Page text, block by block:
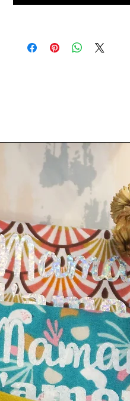
fabriqué à la main
Pratique et spacieux
:
Production limitée: chaque
produite en petites quantités
📏 Dimensions et matériaux
Dimensions :
46 × 25 × 12 cm
tissu en coton
certifié 100% Oeko-Tex
Fabrication :100% fait main
💖 Pourquoi vous allez l’adorer
Sac cabasspacieux et léger
Accessoiretendance et original
Écoresponsable grâce à
certifié Oeko-Tex
Parfait pour vos sorties
escapades estivales
Chaque sac est unique , photos